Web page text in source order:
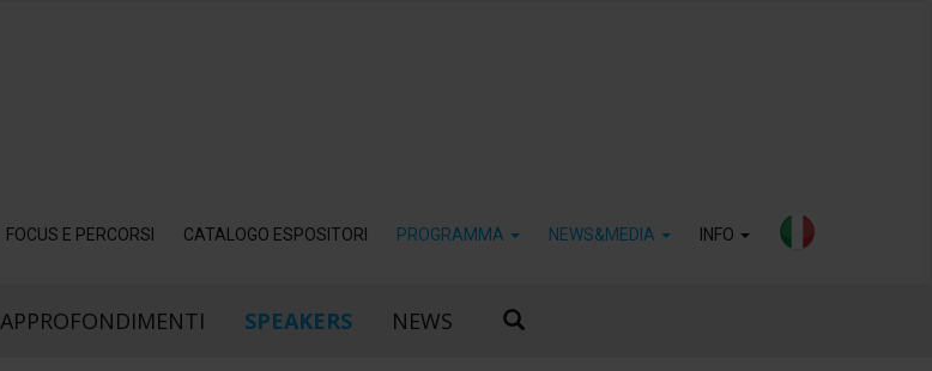
FOCUS E PERCORSI CATALOGO ESPOSITORI PROGRAMMA NEWS&MEDIA INFO
APPROFONDIMENTI SPEAKERS NEWS